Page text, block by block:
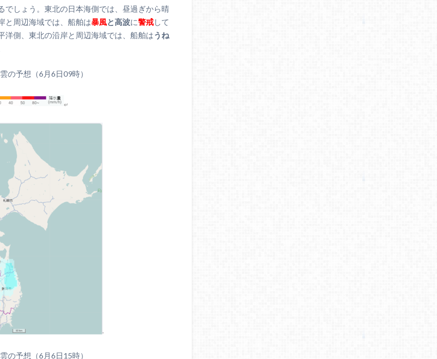
でしょう。東北の日本海側では、昼過ぎから晴
と周辺海域では、船舶は暴風と高波に警戒して
洋側、東北の沿岸と周辺海域では、船舶はうね
の予想（6月6日09時）
の予想（6月6日15時）